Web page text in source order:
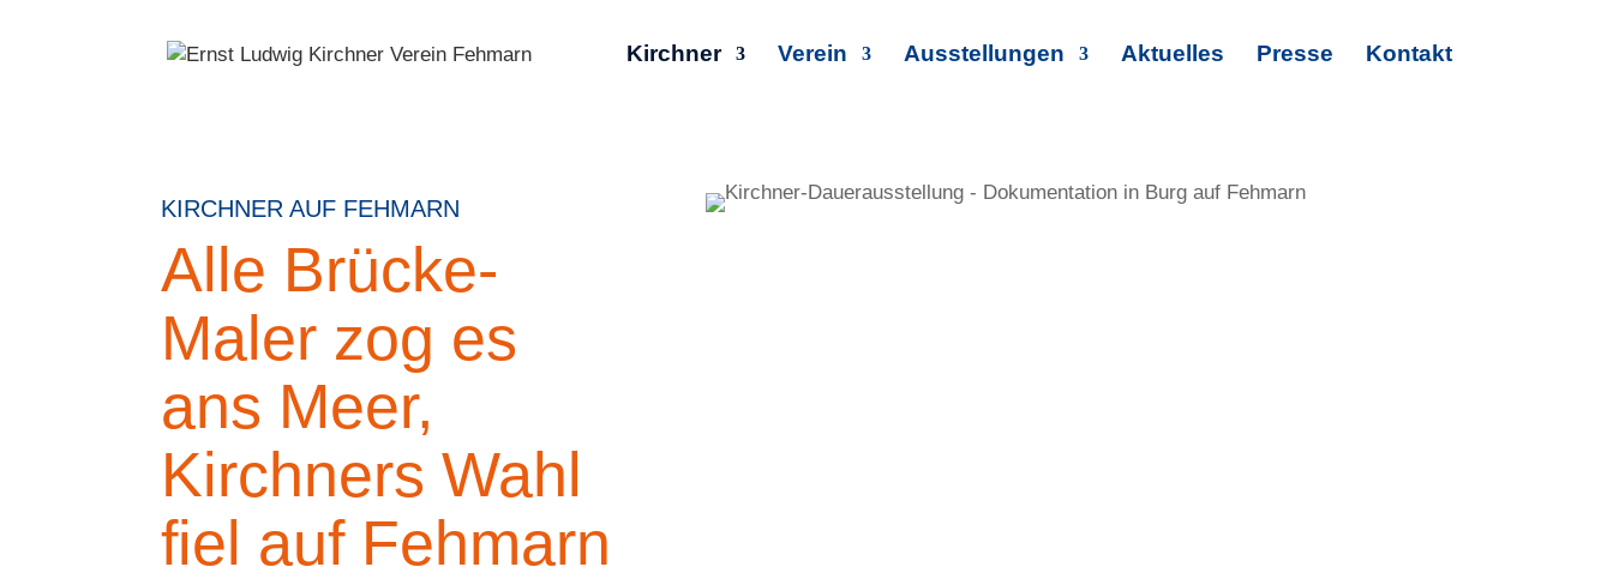
Kirchner Verein Ausstellungen Aktuelles Presse Kontakt
KIRCHNER AUF FEHMARN
Alle Brücke-
Maler zog es
ans Meer,
Kirchners Wahl
fiel auf Fehmarn